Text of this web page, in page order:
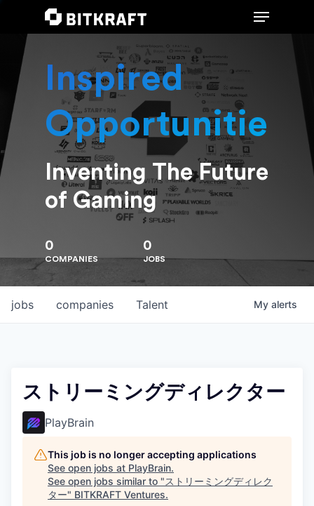
Hit enter to search or ESC to close
Inspired
Opportunities
Inventing The Future
of Gaming
0
COMPANIES
0
JOBS
jobs companies Talent My alerts
ストリーミングディレクター
PlayBrain
This job is no longer accepting applications
See open jobs at PlayBrain.
See open jobs similar to "ストリーミングディレク
ター" BITKRAFT Ventures.